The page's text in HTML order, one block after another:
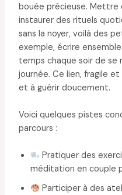
bouée précieuse. Mettre
instaurer des rituels
sans la noyer, voilà des
exemple, écrire
temps chaque soir de se
journée. Ce lien, fragile
et à guérir doucement.
Voici quelques pistes
parcours :
Pratiquer des
méditation en couple
Participer à des